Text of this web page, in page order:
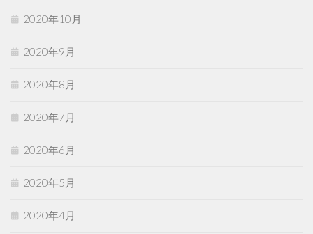
2020年10月
2020年9月
2020年8月
2020年7月
2020年6月
2020年5月
2020年4月